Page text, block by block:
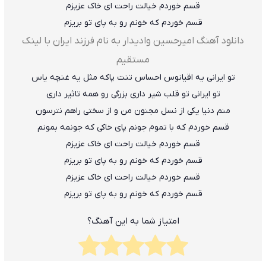
قسم خوردم خیالت راحت ای خاک عزیزم
قسم خوردم که خونم رو به پای تو بریزم
دانلود آهنگ امیرحسین وادیدار به نام فرزند ایران با لینک
مستقیم
تو ایرانی یه اقیانوس احساس تنت پاکه مثل یه غنچه یاس
تو ایرانی تو قلب شیر داری بزرگی رو همه تاثیر داری
منم دنیا یکی از نسل مجنون من و از سختی راهم نترسون
قسم خوردم که با تموم جونم پای خاکی که جونمه بمونم
قسم خوردم خیالت راحت ای خاک عزیزم
قسم خوردم که خونم رو به پای تو بریزم
قسم خوردم خیالت راحت ای خاک عزیزم
قسم خوردم که خونم رو به پای تو بریزم
امتیاز شما به این آهنگ؟